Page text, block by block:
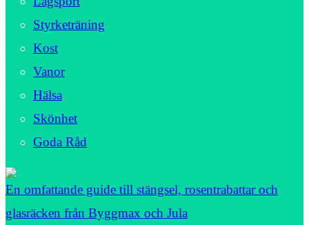
Styrketräning
Kost
Vanor
Hälsa
Skönhet
Goda Råd
En omfattande guide till stängsel, rosentrabattar och
glasräcken från Byggmax och Jula